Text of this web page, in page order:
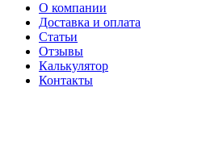
О компании
Доставка и оплата
Статьи
Отзывы
Калькулятор
Контакты